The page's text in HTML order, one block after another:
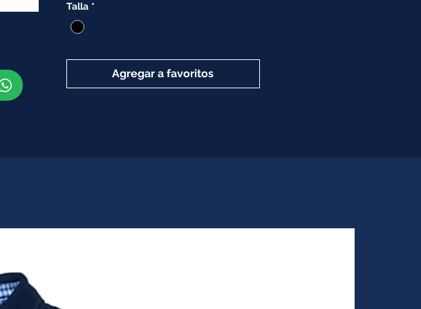
Talla *
Agregar a favoritos